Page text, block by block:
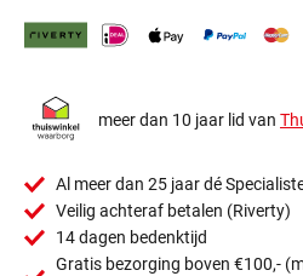
meer dan 10 jaar lid van
Al meer dan 25 jaar dé
Veilig achteraf betalen (Riverty)
14 dagen bedenktijd
Gratis bezorging boven €100,-